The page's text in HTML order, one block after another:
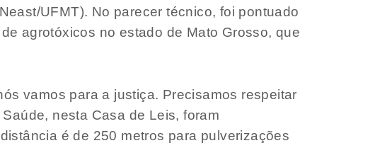
UFMT). No parecer técnico, foi pontuado
agrotóxicos no estado de Mato Grosso, que
vamos para a justiça. Precisamos respeitar
nesta Casa de Leis, foram
é de 250 metros para pulverizações